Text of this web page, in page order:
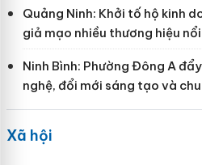
Quảng Ninh: Khởi tố hộ kinh
giả mạo nhiều thương hiệu
Ninh Bình: Phường Đông A
nghệ, đổi mới sáng tạo và
Xã hội